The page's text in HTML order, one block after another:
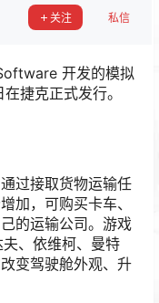
关注 私信
开发的模拟
捷克正式发行。
过接取货物运输任
加，可购买卡车、
的运输公司。游戏
、依维柯、曼特
变驾驶舱外观、升